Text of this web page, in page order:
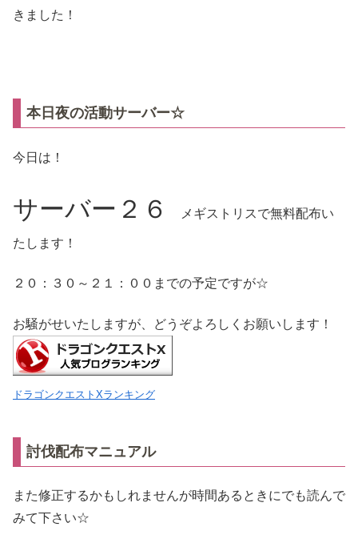
きました！
本日夜の活動サーバー☆
今日は！
サーバー２６ メギストリスで無料配布い
たします！
２０：３０～２１：００までの予定ですが☆
お騒がせいたしますが、どうぞよろしくお願いします！
ドラゴンクエストXランキング
討伐配布マニュアル
また修正するかもしれませんが時間あるときにでも読んで
みて下さい☆